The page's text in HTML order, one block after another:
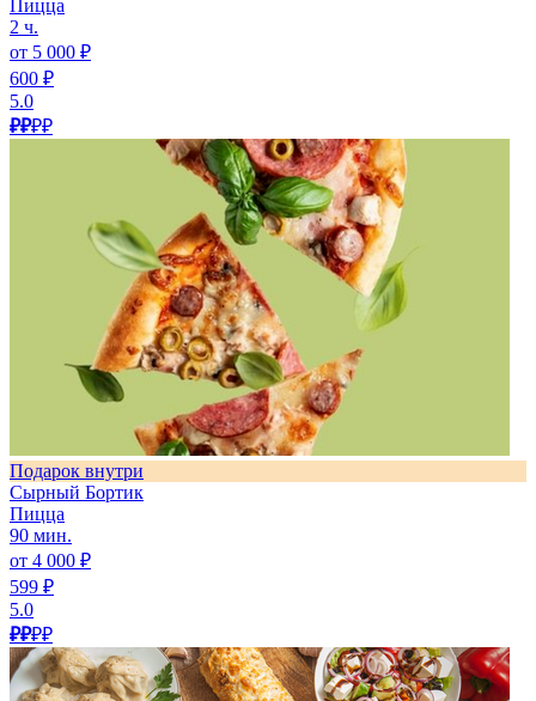
Пицца
2 ч.
от 5 000 ₽
600 ₽
5.0
₽₽₽₽
Подарок внутри
Сырный Бортик
Пицца
90 мин.
от 4 000 ₽
599 ₽
5.0
₽₽₽₽